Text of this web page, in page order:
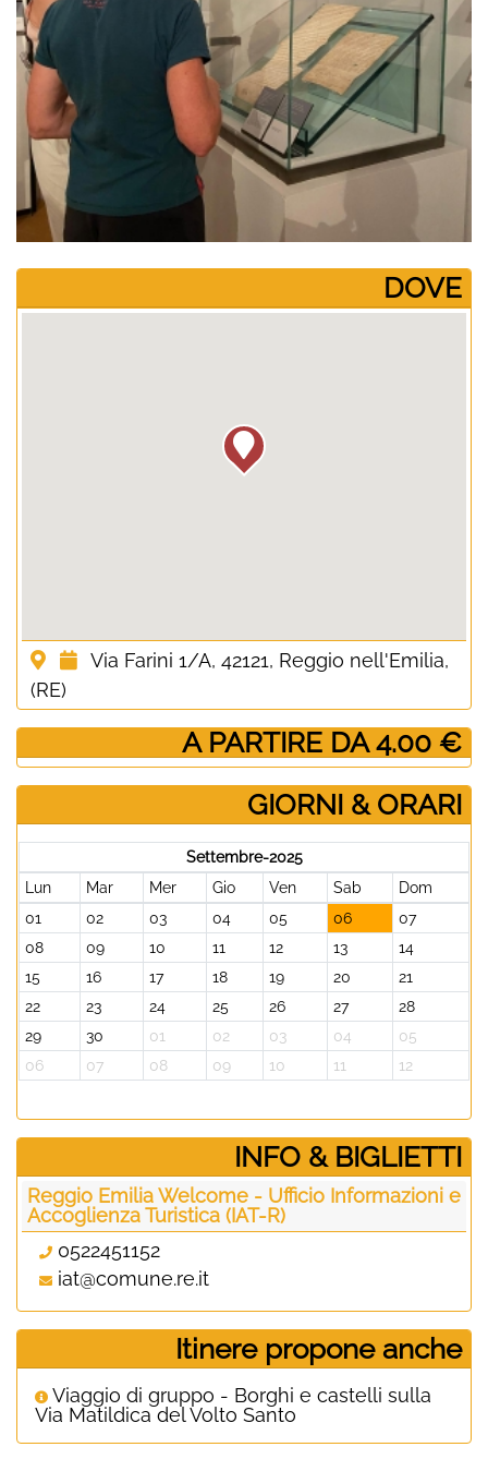
­DOVE
Via Farini 1/A, 42121, Reggio nell'Emilia,
(RE)
­ A PARTIRE DA 4.00 €
GIORNI & ORARI
Settembre-2025
Lun
Mar Mer Gio Ven Sab
Dom
01
02 03 04 05 06
07
08
09 10 11 12 13
14
15
16 17 18 19 20
21
22
23 24 25 26 27
28
29
30 01 02 03 04
05
06
07 08 09 10 11 12
­INFO & BIGLIETTI
Reggio Emilia Welcome - Ufficio Informazioni e
Accoglienza Turistica (IAT-R)
0522451152
iat@comune.re.it
Itinere propone anche
Viaggio di gruppo - Borghi e castelli sulla
Via Matildica del Volto Santo